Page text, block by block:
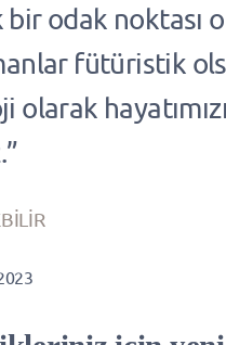
bir odak noktası
fütüristik